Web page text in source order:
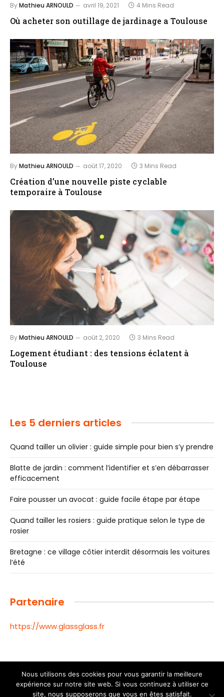
ByMathieu ARNOULD avril 19, 2021 4 Mins Read
Où acheter son outillage de jardinage a Toulouse
ByMathieu ARNOULD août 17, 2020 3 Mins Read
Création d’une nouvelle piste cyclable
temporaire à Toulouse
ByMathieu ARNOULD août 2, 2020 3 Mins Read
Logement étudiant : des tensions éclatent à
Toulouse
Les 5 derniers articles
Quand tailler un olivier : guide simple pour bien s’y prendre
Blatte de jardin : comment l’identifier et s’en débarrasser
efficacement
Faire pousser un avocat : guide facile étape par étape
Quand tailler les rosiers : guide pratique selon le type de
rosier
Bretagne : ce village côtier interdit désormais les voitures
l’été
Partenaire
https://www.glassglass.fr
© 2026 Toutes les informations de la ville de Toulouse |
Nous utilisons des cookies pour vous garantir la meilleure
expérience sur notre site web. Si vous continuez à utiliser ce
site, nous supposerons que vous en êtes satisfait.